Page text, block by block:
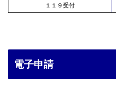
１１９受付
電子申請